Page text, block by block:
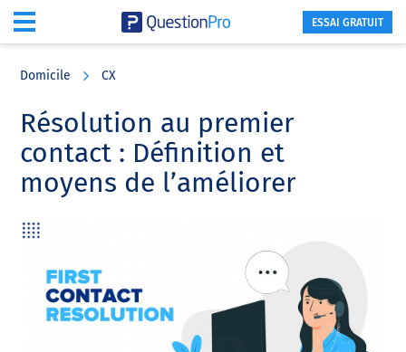
content
sidebar
ESSAI GRATUIT
Domicile CX
Résolution au premier
contact : Définition et
moyens de l’améliorer